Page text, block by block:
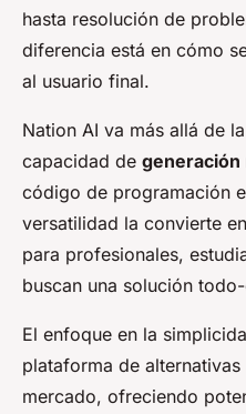
hasta resolución de
diferencia está en cómo
al usuario final.
Nation AI va más allá de
capacidad de generación
código de programación
versatilidad la convierte
para profesionales,
buscan una solución
El enfoque en la
plataforma de
mercado, ofreciendo